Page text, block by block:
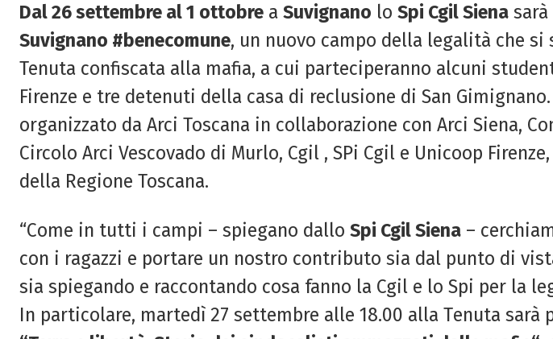
Dal 26 settembre al 1 ottobre a Suvignano lo Spi Cgil Siena
Suvignano #benecomune, un nuovo campo della legalità che si
Tenuta confiscata alla mafia, a cui parteciperanno alcuni
Firenze e tre detenuti della casa di reclusione di San
organizzato da Arci Toscana in collaborazione con Arci Siena,
Circolo Arci Vescovado di Murlo, Cgil , SPi Cgil e Unicoop
della Regione Toscana.
“Come in tutti i campi – spiegano dallo Spi Cgil Siena –
con i ragazzi e portare un nostro contributo sia dal punto di
sia spiegando e raccontando cosa fanno la Cgil e lo Spi per la
In particolare, martedì 27 settembre alle 18.00 alla Tenuta sarà